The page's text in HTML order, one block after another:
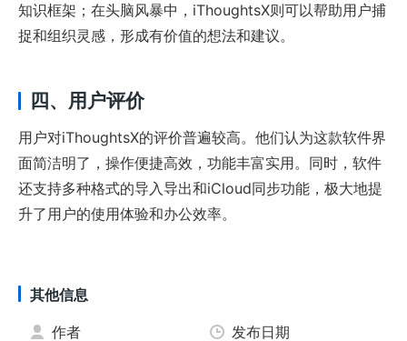
知识框架；在头脑风暴中，iThoughtsX则可以帮助用户捕
捉和组织灵感，形成有价值的想法和建议。
四、用户评价
用户对iThoughtsX的评价普遍较高。他们认为这款软件界
面简洁明了，操作便捷高效，功能丰富实用。同时，软件
还支持多种格式的导入导出和iCloud同步功能，极大地提
升了用户的使用体验和办公效率。
其他信息
作者 发布日期